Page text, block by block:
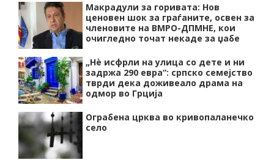
Макрадули за горивата: Нов
ценовен шок за граѓаните, освен за
членовите на ВМРО-ДПМНЕ, кои
очигледно точат некаде за џабе
„Нѐ исфрли на улица со дете и ни
задржа 290 евра“: српско семејство
тврди дека доживеало драма на
одмор во Грција
Ограбена црква во кривопаланечко
село